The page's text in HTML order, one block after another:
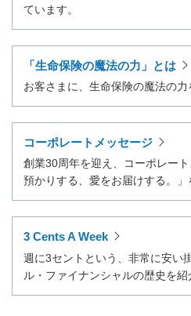
ています。
「生命保険の魔法の力」とは
お客さまに、生命保険の魔法の力
コーポレートメッセージ
創業30周年を迎え、コーポレー
預かりする、愛をお届けする。」
3 Cents A Week
週に3セントという、非常に安い
ル・ファイナンシャルの歴史を紹